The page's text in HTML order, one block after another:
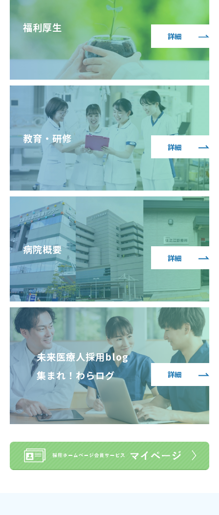
福利厚生
詳細
教育・研修
詳細
病院概要
詳細
未来医療人採用blog
集まれ！わらログ
詳細